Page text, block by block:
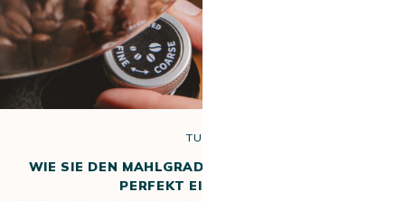
TUTO
WIE SIE DEN MAHLGRAD KAFFEEVOLLAUTOMAT
PERFEKT EINSTELLEN?